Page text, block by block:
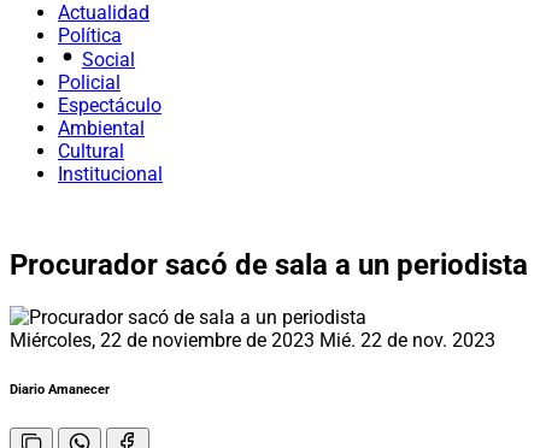
Actualidad
Política
Social
Policial
Espectáculo
Ambiental
Cultural
Institucional
Procurador sacó de sala a un periodista
Miércoles, 22 de noviembre de 2023 Mié. 22 de nov. 2023
Diario Amanecer